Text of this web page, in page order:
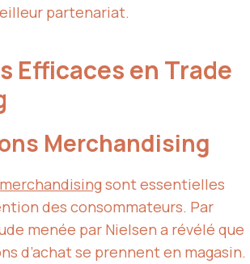
partenariat.
Efficaces en Trade
Merchandising
merchandisingsont essentielles
des consommateurs. Par
menée par Nielsen a révélé que
d’achat se prennent en magasin.